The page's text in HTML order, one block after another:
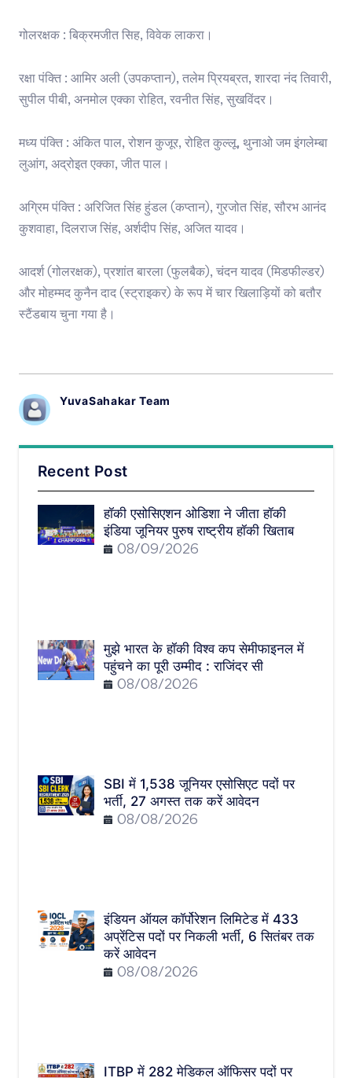
गोलरक्षक : बिक्रमजीत सिह, विवेक लाकरा।
रक्षा पंक्ति : आमिर अली (उपकप्तान), तलेम प्रियब्रत, शारदा नंद तिवारी,
सुपील पीबी, अनमोल एक्का रोहित, रवनीत सिंह, सुखविंदर।
मध्य पंक्ति : अंकित पाल, रोशन कुजूर, रोहित कुल्लू, थुनाओ जम इंगलेम्बा
लुआंग, अद्रोइत एक्का, जीत पाल।
अग्रिम पंक्ति : अरिजित सिंह हुंडल (कप्तान), गुरजोत सिंह, सौरभ आनंद
कुशवाहा, दिलराज सिंह, अर्शदीप सिंह, अजित यादव।
आदर्श (गोलरक्षक), प्रशांत बारला (फुलबैक), चंदन यादव (मिडफील्डर)
और मोहम्मद कुनैन दाद (स्ट्राइकर) के रूप में चार खिलाड़ियों को बतौर
स्टैंडबाय चुना गया है।
YuvaSahakar Team
Recent Post
हॉकी एसोसिएशन ओडिशा ने जीता हॉकी
इंडिया जूनियर पुरुष राष्ट्रीय हॉकी खिताब
08/09/2026
मुझे भारत के हॉकी विश्व कप सेमीफाइनल में
पहुंचने का पूरी उम्मीद : राजिंदर सी
08/08/2026
SBI में 1,538 जूनियर एसोसिएट पदों पर
भर्ती, 27 अगस्त तक करें आवेदन
08/08/2026
इंडियन ऑयल कॉर्पोरेशन लिमिटेड में 433
अप्रेंटिस पदों पर निकली भर्ती, 6 सितंबर तक
करें आवेदन
08/08/2026
ITBP में 282 मेडिकल ऑफिसर पदों पर